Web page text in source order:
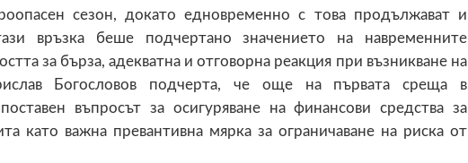
сезон, докато едновременно с това продължават и
връзка беше подчертано значението на навременните
за бърза, адекватна и отговорна реакция при възникване на
Богословов подчерта, че още на първата среща в
въпросът за осигуряване на финансови средства за
като важна превантивна мярка за ограничаване на риска от